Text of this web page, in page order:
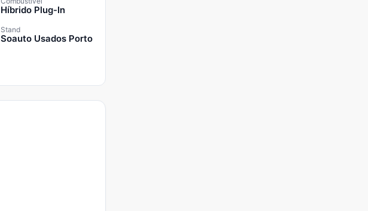
Híbrido Plug-In
Stand
Soauto Usados Porto